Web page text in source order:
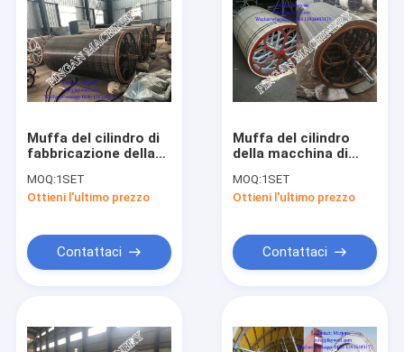
Prodotti
Muffa del cilindro di
fabbricazione della
SS304 del diametro
1500mm
MOQ:1SET
Ottieni l'ultimo prezzo
Contattaci
Muffa del cilindro
della macchina di
1800mm di larghezza
di SS304 2800mm
MOQ:1SET
Ottieni l'ultimo prezzo
Contattaci